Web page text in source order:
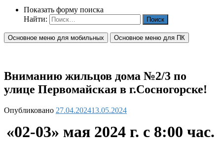
Показать форму поиска
Найти:
Основное меню для мобильных Основное меню для ПК
Вниманию жильцов дома №2/3 по
улице Первомайская в г.Сосногорске!
Опубликовано 27.04.202413.05.2024
«02-03» мая 2024 г. с 8:00 час.